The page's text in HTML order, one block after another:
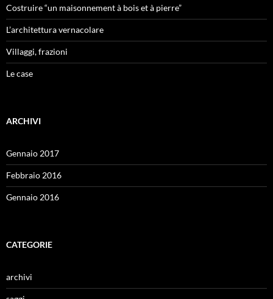
Costruire “un maisonnement à bois et à pierre”
L’architettura vernacolare
Villaggi, frazioni
Le case
ARCHIVI
Gennaio 2017
Febbraio 2016
Gennaio 2016
CATEGORIE
archivi